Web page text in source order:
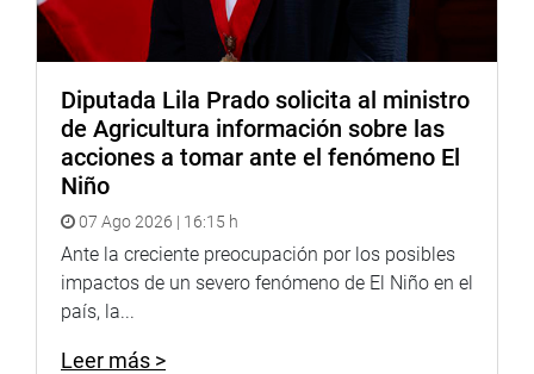
Diputada Lila Prado solicita al ministro
de Agricultura información sobre las
acciones a tomar ante el fenómeno El
Niño
07 Ago 2026 | 16:15 h
Ante la creciente preocupación por los posibles
impactos de un severo fenómeno de El Niño en el
país, la...
Leer más >